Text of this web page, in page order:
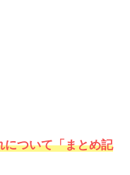
について「まとめ記